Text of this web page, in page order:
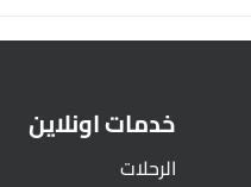
خدمات اونلاين
الرحلات